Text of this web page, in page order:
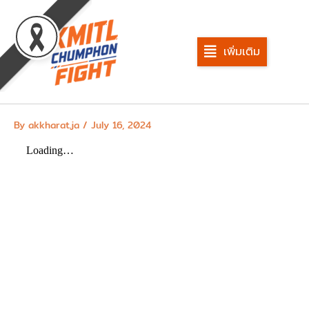
content
เพิ่มเติม
By akkharat.ja / July 16, 2024